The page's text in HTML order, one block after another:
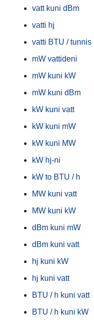
vatt kuni dBm
vatti hj
vatti BTU / tunnis
mW vattideni
mW kuni kW
mW kuni dBm
kW kuni vatt
kW kuni mW
kW kuni MW
kW hj-ni
kW to BTU / h
MW kuni vatt
MW kuni kW
dBm kuni mW
dBm kuni vatt
hj kuni kW
hj kuni vatt
BTU / h kuni vatt
BTU / h kuni kW